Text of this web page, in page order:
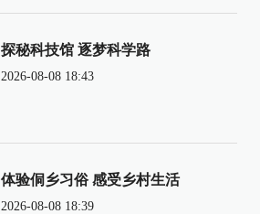
探秘科技馆 逐梦科学路
2026-08-08 18:43
体验侗乡习俗 感受乡村生活
2026-08-08 18:39